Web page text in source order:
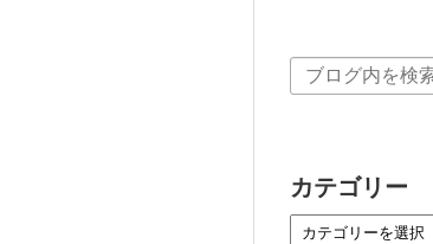
カテゴリー